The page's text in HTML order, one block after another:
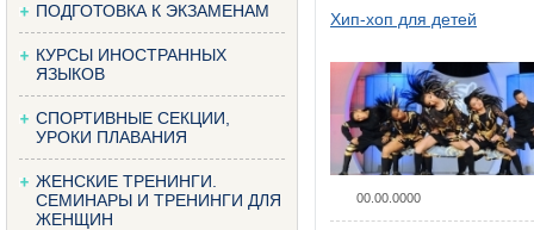
ПОДГОТОВКА К ЭКЗАМЕНАМ
КУРСЫ ИНОСТРАННЫХ
ЯЗЫКОВ
СПОРТИВНЫЕ СЕКЦИИ,
УРОКИ ПЛАВАНИЯ
ЖЕНСКИЕ ТРЕНИНГИ.
СЕМИНАРЫ И ТРЕНИНГИ ДЛЯ
ЖЕНЩИН
Хип-хоп для детей
00.00.0000